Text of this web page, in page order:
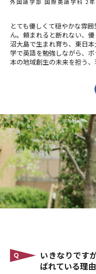
HELLO WORLD!
名城大のススメ
学びのコミュニ
とても優しくて穏やかな雰
ん。頼まれると断れない、
沼大島で生まれ育ち、東日
学で英語を勉強しながら、
本の地域創生の未来を担う
Q
いきなりです
ばれている理